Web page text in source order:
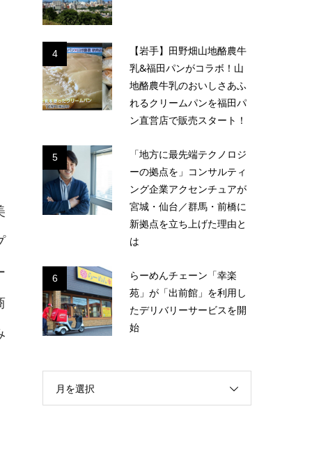
4
【岩手】田野畑山地酪農牛
乳&福田パンがコラボ！山
地酪農牛乳のおいしさあふ
れるクリームパンを福田パ
ン直営店で販売スタート！
5
「地方に最先端テクノロジ
ーの拠点を」コンサルティ
ング企業アクセンチュアが
宮城・仙台／群馬・前橋に
新拠点を立ち上げた理由と
は
6
らーめんチェーン「幸楽
苑」が「出前館」を利用し
たデリバリーサービスを開
始
月を選択